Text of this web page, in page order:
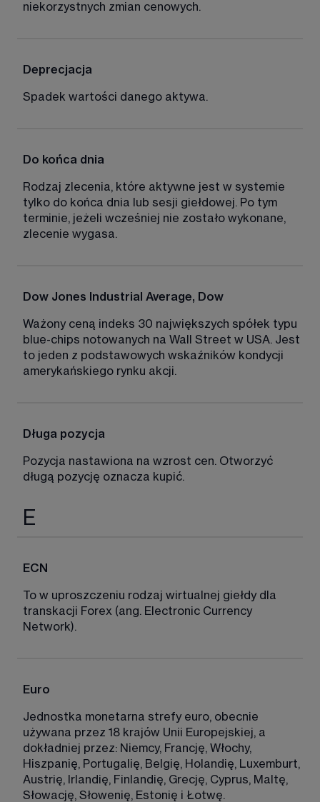
niekorzystnych zmian cenowych.
Deprecjacja
Spadek wartości danego aktywa.
Do końca dnia
Rodzaj zlecenia, które aktywne jest w systemie
tylko do końca dnia lub sesji giełdowej. Po tym
terminie, jeżeli wcześniej nie zostało wykonane,
zlecenie wygasa.
Dow Jones Industrial Average, Dow
Ważony ceną indeks 30 największych spółek typu
blue-chips notowanych na Wall Street w USA. Jest
to jeden z podstawowych wskaźników kondycji
amerykańskiego rynku akcji.
Długa pozycja
Pozycja nastawiona na wzrost cen. Otworzyć
długą pozycję oznacza kupić.
E
ECN
To w uproszczeniu rodzaj wirtualnej giełdy dla
transkacji Forex (ang. Electronic Currency
Network).
Euro
Jednostka monetarna strefy euro, obecnie
używana przez 18 krajów Unii Europejskiej, a
dokładniej przez: Niemcy, Francję, Włochy,
Hiszpanię, Portugalię, Belgię, Holandię, Luxemburt,
Austrię, Irlandię, Finlandię, Grecję, Cyprus, Maltę,
Słowację, Słowenię, Estonię i Łotwę.